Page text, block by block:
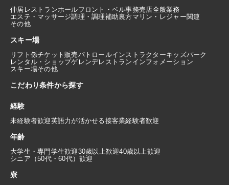
仲居 レストランホールフロント・ベル事務売店全般業務
エステ・マッサージ調理・調理補助裏方マリン・レジャー関連
その他
スキー場
リフト係チケット販売パトロールインストラクターキッズパーク
レンタル・ショップゲレンデレストラン インフォメーション
スキー場その他
こだわり条件から探す
経験
未経験者歓迎英語力が活かせる接客業経験者歓迎
年齢
大学生・専門学生歓迎30歳以上歓迎40歳以上歓迎
シニア（50代・60代）歓迎
寮